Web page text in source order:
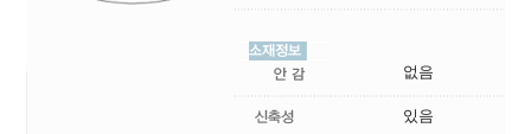
없음
있음